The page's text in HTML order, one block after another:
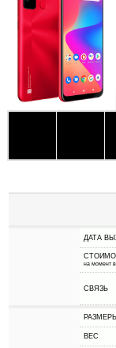
ДАТА
на момент
СВЯЗЬ
РАЗМЕРЫ
ВЕС